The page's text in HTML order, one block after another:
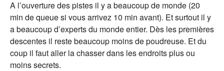
A l’ouverture des pistes il y a beaucoup de monde (20
min de queue si vous arrivez 10 min avant). Et surtout il y
a beaucoup d’experts du monde entier. Dès les premières
descentes il reste beaucoup moins de poudreuse. Et du
coup il faut aller la chasser dans les endroits plus ou
moins secrets.